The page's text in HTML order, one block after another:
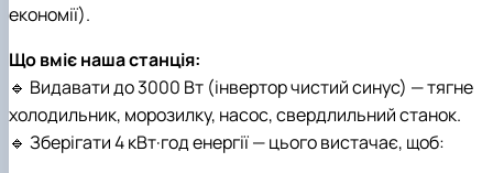
економії).
Що вміє наша станція:
🔹 Видавати до 3000 Вт (інвертор чистий синус) — тягне
холодильник, морозилку, насос, свердлильний станок.
🔹 Зберігати 4 кВт·год енергії — цього вистачає, щоб: